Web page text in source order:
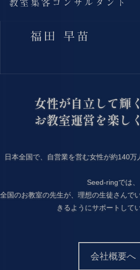
女性が自立して輝
お教室運営を楽し
日本全国で、自営業を営む女性が約140万
Seed-ringでは、
全国のお教室の先生が、理想の生徒さんで
きるようにサポートして
会社概要へ